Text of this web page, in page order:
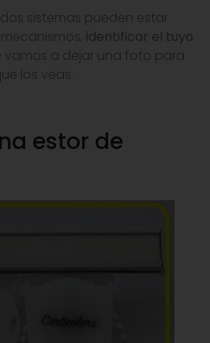
sistemas pueden estar
identificar el tuyo
vamos a dejar una foto para
los veas.
estor de